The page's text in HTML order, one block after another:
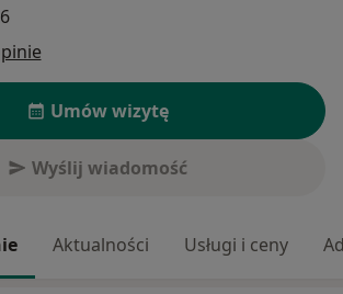
Umów wizytę
Wyślij wiadomość
Aktualności Usługi i ceny